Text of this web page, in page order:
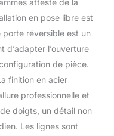
atteste de la
en pose libre est
porte réversible est un
l’ouverture
de pièce.
finition en acier
professionnelle et
doigts, un détail non
Les lignes sont